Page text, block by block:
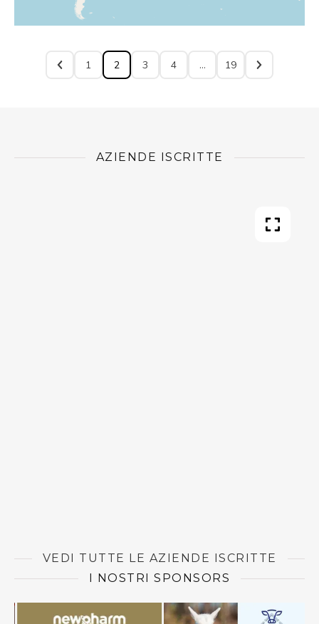
1 2 3 4 … 19
AZIENDE ISCRITTE
VEDI TUTTE LE AZIENDE ISCRITTE
I NOSTRI SPONSORS